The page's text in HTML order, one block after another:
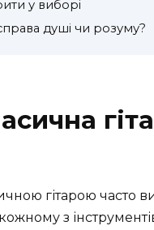
у виборі
душі чи розуму?
гітарою часто
з